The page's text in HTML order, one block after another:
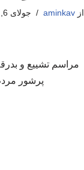
ازaminkav جولای 6, 2026
مراسم تشییع و
پرشور